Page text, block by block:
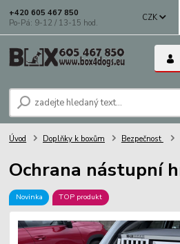
CZK
+420 605 467 850
Po-Pá: 9-12 / 13-15 hod.
Úvod Doplňky k boxům Bezpečnost
Ochrana nástupní
Novinka TOP produkt